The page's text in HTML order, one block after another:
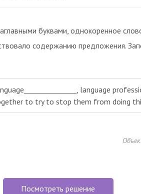
буквами, однокоренное
содержанию предложения.
language
to try to stop them from doing
Посмотреть решение